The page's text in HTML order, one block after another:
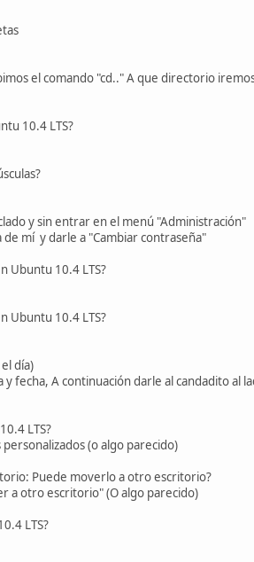
el comando "cd.." A que directorio
10.4 LTS?
y sin entrar en el menú "Administración"
mí y darle a "Cambiar contraseña"
Ubuntu 10.4 LTS?
Ubuntu 10.4 LTS?
día)
fecha, A continuación darle al candadito al
LTS?
(o algo parecido)
Puede moverlo a otro escritorio?
a otro escritorio" (O algo parecido)
LTS?